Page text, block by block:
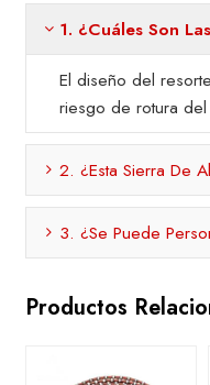
1. ¿Cuáles Son
El diseño del
riesgo de rotura
2. ¿Esta Sierra De
3. ¿Se Puede
Productos